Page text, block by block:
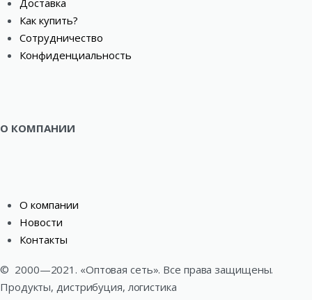
Доставка
Как купить?
Сотрудничество
Конфиденциальность
О КОМПАНИИ
О компании
Новости
Контакты
© 2000—2021. «Оптовая сеть». Все права защищены.
Продукты, дистрибуция, логистика